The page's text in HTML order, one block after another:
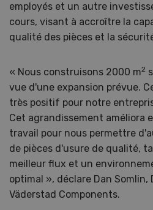
employés et un autre
cours, visant à accroître la
qualité des pièces et la
« Nous construisons 2000 m2
vue d'une expansion prévue.
très positif pour notre
Cet agrandissement améliora
travail pour nous permettre
de pièces d'usure de qualité,
meilleur flux et un
optimal », déclare Dan Somlin,
Väderstad Components.